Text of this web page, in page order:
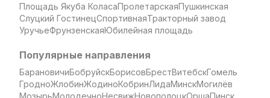
Площадь Якуба КоласаПролетарскаяПушкинская
Слуцкий ГостинецСпортивнаяТракторный завод
УручьеФрунзенскаяЮбилейная площадь
Популярные направления
БарановичиБобруйскБорисовБрестВитебскГомель
ГродноЖлобинЖодиноКобринЛидаМинскМогилёв
МозырьМолодечноНесвижНовополоцкОршаПинск